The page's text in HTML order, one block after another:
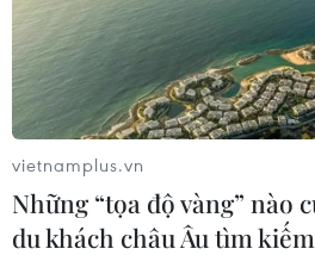
vietnamplus.vn
Những “tọa độ vàng” nào
du khách châu Âu tìm